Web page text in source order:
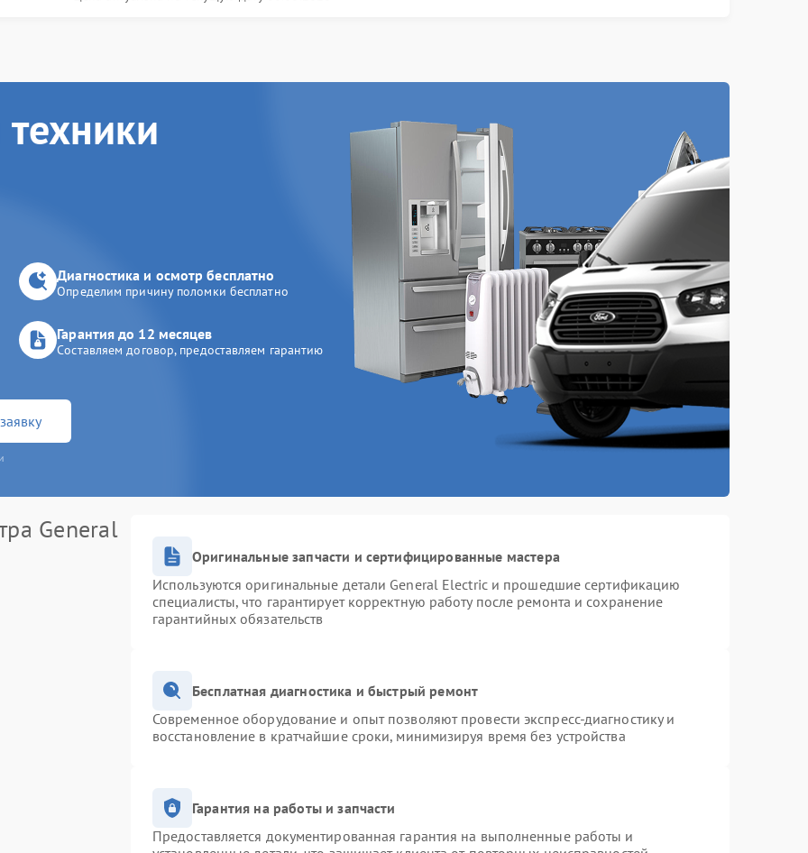
Диагностика и осмотр бесплатно
Определим причину поломки бесплатно
Гарантия до 12 месяцев
Составляем договор, предоставляем гарантию
General
Оригинальные запчасти и сертифицированные мастера
Используются оригинальные детали General Electric и прошедшие сертификацию
специалисты, что гарантирует корректную работу после ремонта и сохранение
гарантийных обязательств
Бесплатная диагностика и быстрый ремонт
Современное оборудование и опыт позволяют провести экспресс-диагностику и
восстановление в кратчайшие сроки, минимизируя время без устройства
Гарантия на работы и запчасти
Предоставляется документированная гарантия на выполненные работы и